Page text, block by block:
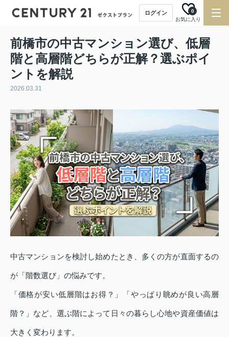
ログイン
お気に入り
0
前橋市の中古マンション選び、低層
階と高層階どちらが正解？選ぶポイ
ントを解説
2026.03.31
中古マンションを検討し始めたとき、多くの方が直面するの
が「階数選び」の悩みです。
「価格が安い低層階はお得？」「やっぱり眺めが良い高層
階？」など、選ぶ階によって日々の暮らし心地や資産価値は
大きく変わります。